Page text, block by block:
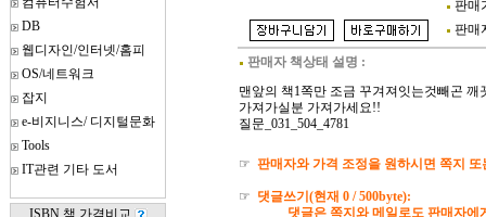
DB
웹디자인/인터넷/홈피
OS/네트워크
잡지
e-비지니스/ 디지털문화
Tools
IT관련 기타 도서
ISBN 책 가격비교
판매
판매
판매자 책상태 설명 :
맨앞의 책1쪽만 조금 꾸겨져잇는것빼곤 깨
가져가실분 가져가세요!!
질문_031_504_4781
☞ 판매자와 가격 조정을 원하시면 쪽지
☞ 댓글쓰기(현재 0 / 500byte):
댓글은 쪽지와 메일로도 판매자에게